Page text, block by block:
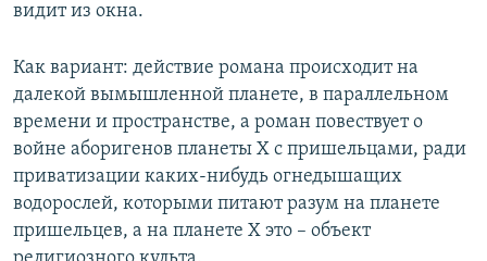
видит из окна.
Как вариант: действие романа происходит на
далекой вымышленной планете, в параллельном
времени и пространстве, а роман повествует о
войне аборигенов планеты Х с пришельцами, ради
приватизации каких-нибудь огнедышащих
водорослей, которыми питают разум на планете
пришельцев, а на планете Х это – объект